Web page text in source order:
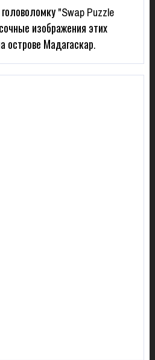
"Swap Puzzle
изображения этих
острове Мадагаскар.